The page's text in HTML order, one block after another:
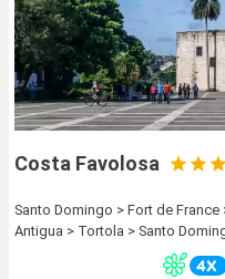
Porti
Costa Favolosa
Santo Domingo > Fort de
Antigua > Tortola > Santo